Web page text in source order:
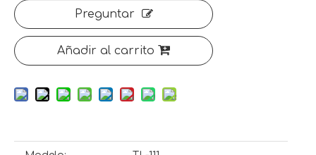
Preguntar
Añadir al carrito